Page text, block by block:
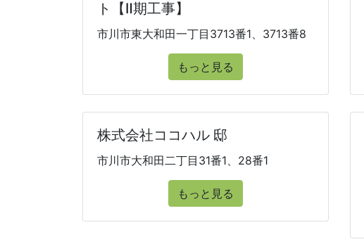
ト【Ⅱ期工事】
市川市東大和田一丁目3713番1、3713番8
もっと見る
株式会社ココハル 邸
市川市大和田二丁目31番1、28番1
もっと見る